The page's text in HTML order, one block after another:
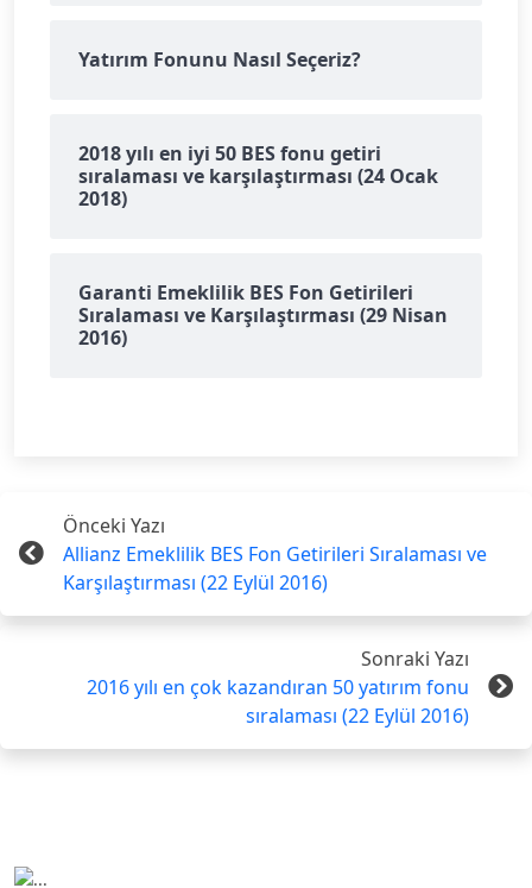
Yatırım Fonunu Nasıl Seçeriz?
2018 yılı en iyi 50 BES fonu getiri
sıralaması ve karşılaştırması (24 Ocak
2018)
Garanti Emeklilik BES Fon Getirileri
Sıralaması ve Karşılaştırması (29 Nisan
2016)
Önceki Yazı
Allianz Emeklilik BES Fon Getirileri Sıralaması ve
Karşılaştırması (22 Eylül 2016)
Sonraki Yazı
2016 yılı en çok kazandıran 50 yatırım fonu
sıralaması (22 Eylül 2016)